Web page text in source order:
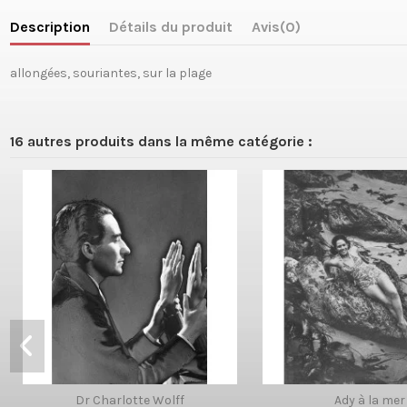
Description Détails du produit Avis(0)
allongées, souriantes, sur la plage
16 autres produits dans la même catégorie :
Dr Charlotte Wolff Ady à la mer